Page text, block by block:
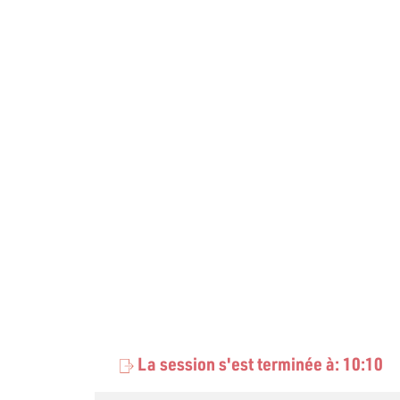
La session s'est terminée à: 10:10